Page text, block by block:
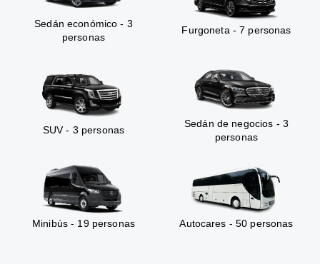
Sedán económico - 3
personas
Furgoneta - 7 personas
SUV - 3 personas
Sedán de negocios - 3
personas
Minibús - 19 personas Autocares - 50 personas